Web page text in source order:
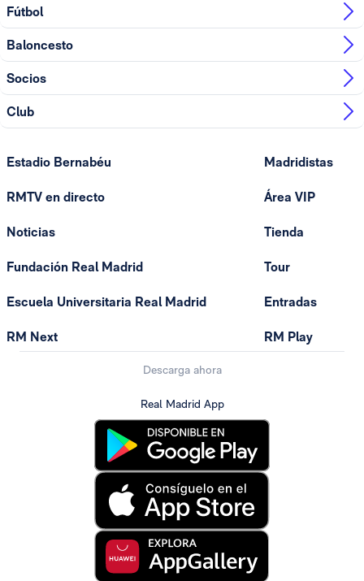
Fútbol
Baloncesto
Socios
Club
Estadio Bernabéu
RMTV en directo
Noticias
Fundación Real Madrid
Escuela Universitaria Real Madrid
RM Next
Madridistas
Área VIP
Tienda
Tour
Entradas
RM Play
Descarga ahora
Real Madrid App